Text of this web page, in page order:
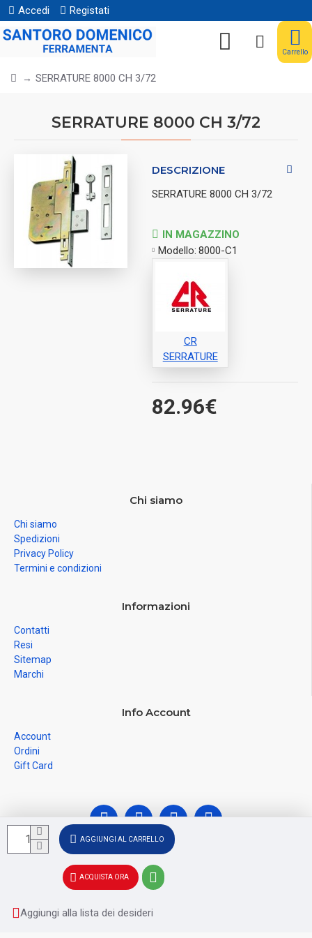
Accedi Registati
Carrello
SERRATURE 8000 CH 3/72
SERRATURE 8000 CH 3/72
DESCRIZIONE
SERRATURE 8000 CH 3/72
82.96€
IN MAGAZZINO
Modello: 8000-C1
CR
SERRATURE
AGGIUNGI AL CARRELLO
ACQUISTA ORA
Aggiungi alla lista dei desideri
Chi siamo
Chi siamo
Spedizioni
Privacy Policy
Termini e condizioni
Informazioni
Contatti
Resi
Sitemap
Marchi
Info Account
Account
Ordini
Gift Card
© Ferramenta Santoro Domenico 2026, C.F.
SNTDNC60T04F481U, P.IVA IT02228110652 - Registro delle